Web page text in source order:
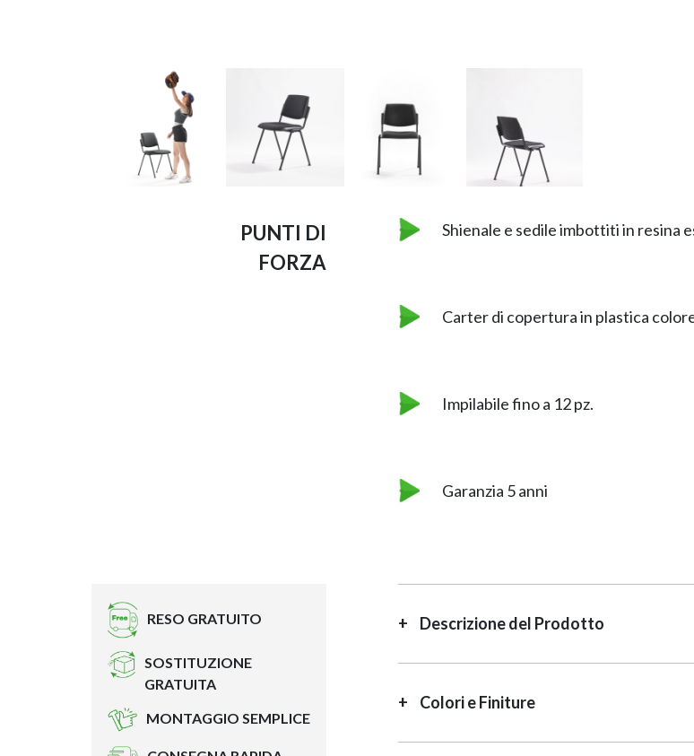
PUNTI DI
FORZA
Shienale e sedile imbottiti in resina
Carter di copertura in plastica
Impilabile fino a 12 pz.
Garanzia 5 anni
RESO GRATUITO
SOSTITUZIONE
GRATUITA
MONTAGGIO SEMPLICE
Descrizione del Prodotto
Colori e Finiture